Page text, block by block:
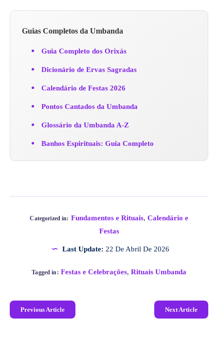
Guias Completos da Umbanda
Guia Completo dos Orixás
Dicionário de Ervas Sagradas
Calendário de Festas 2026
Pontos Cantados da Umbanda
Glossário da Umbanda A-Z
Banhos Espirituais: Guia Completo
Categorized in: Fundamentos e Rituais, Calendário e
Festas
Last Update: 22 De Abril De 2026
Tagged in: Festas e Celebrações, Rituais Umbanda
Previous Article Next Article